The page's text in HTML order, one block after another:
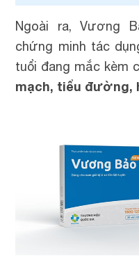
Ngoài ra, Vương
chứng minh tác
tuổi đang mắc kèm
mạch, tiểu đường,